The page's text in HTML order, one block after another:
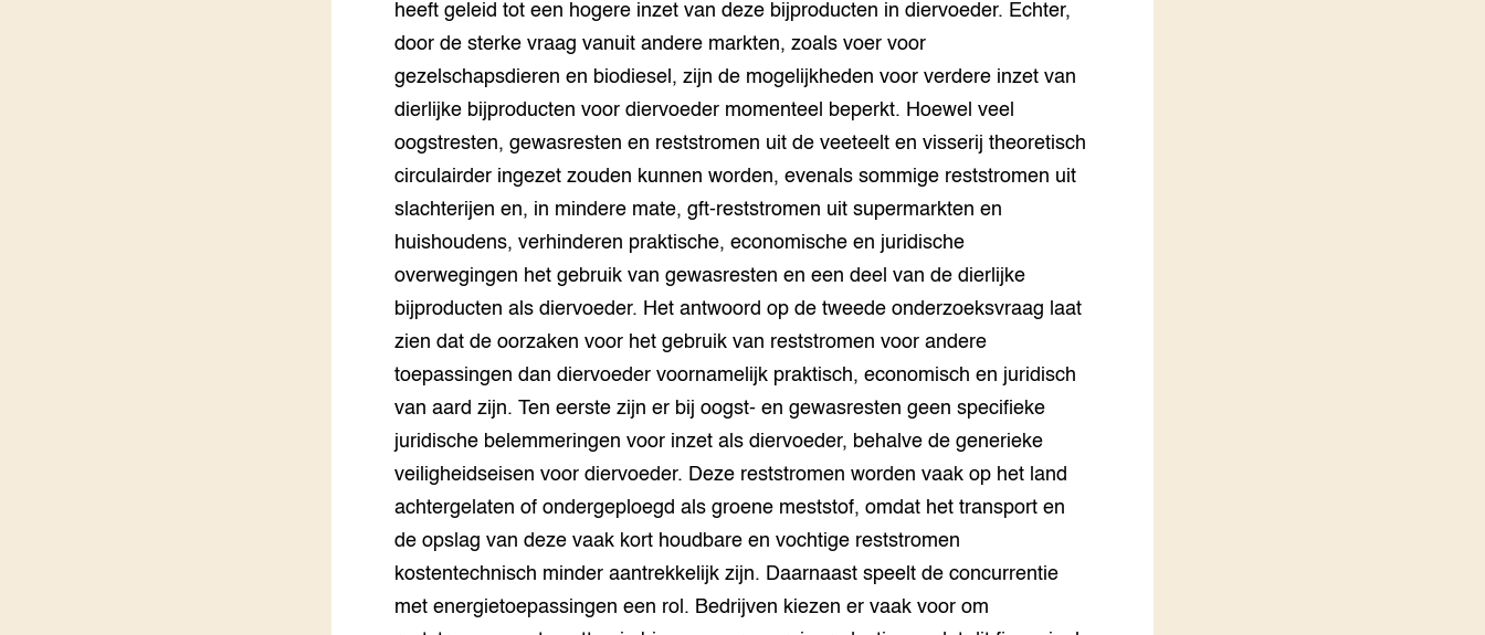
heeft geleid tot een hogere inzet van deze bijproducten in diervoeder. Echter,
door de sterke vraag vanuit andere markten, zoals voer voor
gezelschapsdieren en biodiesel, zijn de mogelijkheden voor verdere inzet van
dierlijke bijproducten voor diervoeder momenteel beperkt. Hoewel veel
oogstresten, gewasresten en reststromen uit de veeteelt en visserij theoretisch
circulairder ingezet zouden kunnen worden, evenals sommige reststromen uit
slachterijen en, in mindere mate, gft-reststromen uit supermarkten en
huishoudens, verhinderen praktische, economische en juridische
overwegingen het gebruik van gewasresten en een deel van de dierlijke
bijproducten als diervoeder. Het antwoord op de tweede onderzoeksvraag laat
zien dat de oorzaken voor het gebruik van reststromen voor andere
toepassingen dan diervoeder voornamelijk praktisch, economisch en juridisch
van aard zijn. Ten eerste zijn er bij oogst- en gewasresten geen specifieke
juridische belemmeringen voor inzet als diervoeder, behalve de generieke
veiligheidseisen voor diervoeder. Deze reststromen worden vaak op het land
achtergelaten of ondergeploegd als groene meststof, omdat het transport en
de opslag van deze vaak kort houdbare en vochtige reststromen
kostentechnisch minder aantrekkelijk zijn. Daarnaast speelt de concurrentie
met energietoepassingen een rol. Bedrijven kiezen er vaak voor om